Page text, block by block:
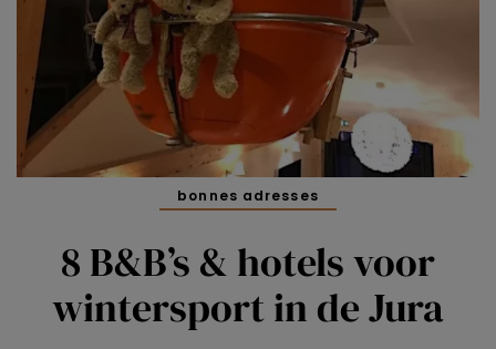
bonnes adresses
8 B&B’s & hotels voor
wintersport in de Jura